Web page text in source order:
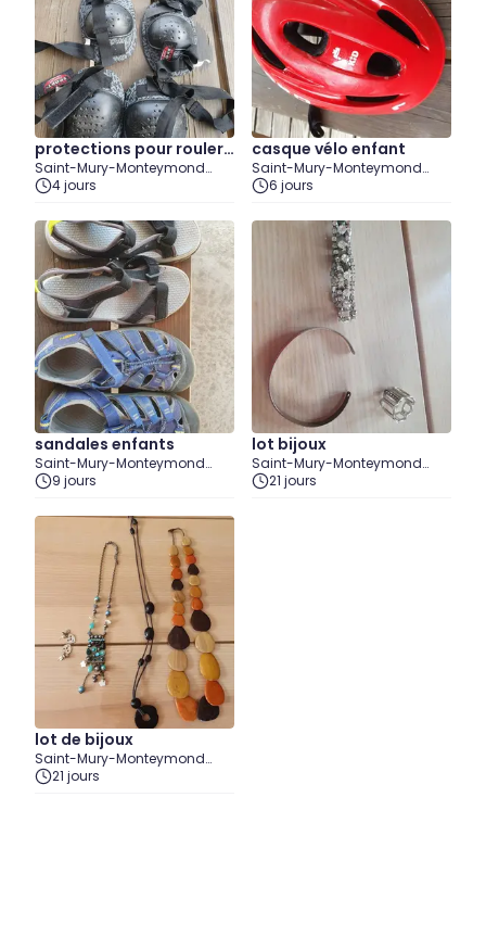
protections pour rouler
ou autre
Saint-Mury-Monteymond
(Isère)
4 jours
casque vélo enfant
Saint-Mury-Monteymond
(Isère)
6 jours
sandales enfants
Saint-Mury-Monteymond
(Isère)9 jours
lot bijoux
Saint-Mury-Monteymond
(Isère)
21 jours
lot de bijoux
Saint-Mury-Monteymond
(Isère)
21 jours